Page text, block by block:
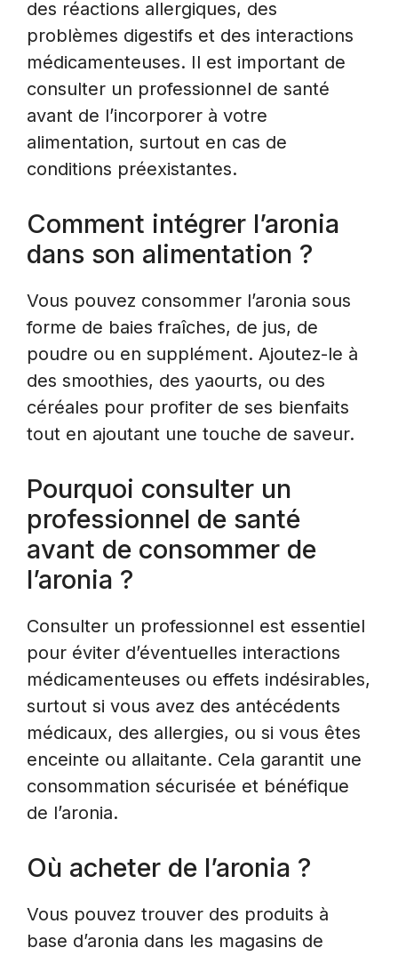
des réactions allergiques, des
problèmes digestifs et des interactions
médicamenteuses. Il est important de
consulter un professionnel de santé
avant de l’incorporer à votre
alimentation, surtout en cas de
conditions préexistantes.
Comment intégrer l’aronia
dans son alimentation ?
Vous pouvez consommer l’aronia sous
forme de baies fraîches, de jus, de
poudre ou en supplément. Ajoutez-le à
des smoothies, des yaourts, ou des
céréales pour profiter de ses bienfaits
tout en ajoutant une touche de saveur.
Pourquoi consulter un
professionnel de santé
avant de consommer de
l’aronia ?
Consulter un professionnel est essentiel
pour éviter d’éventuelles interactions
médicamenteuses ou effets indésirables,
surtout si vous avez des antécédents
médicaux, des allergies, ou si vous êtes
enceinte ou allaitante. Cela garantit une
consommation sécurisée et bénéfique
de l’aronia.
Où acheter de l’aronia ?
Vous pouvez trouver des produits à
base d’aronia dans les magasins de